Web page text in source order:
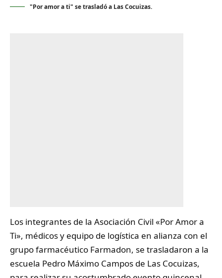
"Por amor a ti" se trasladó a Las Cocuizas.
Los integrantes de la Asociación Civil «Por Amor a
Ti», médicos y equipo de logística en alianza con el
grupo farmacéutico Farmadon, se trasladaron a la
escuela Pedro Máximo Campos de Las Cocuizas,